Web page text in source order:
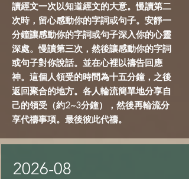
讀經文一次以知道經文的大意。慢讀第二
次時，留心感動你的字詞或句子。安靜一
分鐘讓感動你的字詞或句子深入你的心靈
深處。慢讀第三次，然後讓感動你的字詞
或句子對你說話。並在心裡以禱告回應
神。這個人領受的時間為十五分鐘，之後
返回聚合的地方。各人輪流簡單地分享自
己的領受（約2~3分鐘），然後再輪流分
享代禱事項。最後彼此代禱。
2026-08